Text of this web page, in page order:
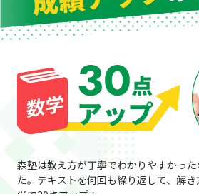
森塾は教え方が丁寧でわかりやすかっ
た。テキストを何回も繰り返して、解